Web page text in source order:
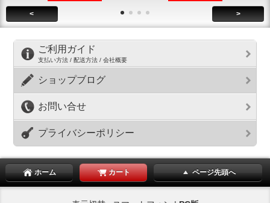
< >
ご利用ガイド
支払い方法 / 配送方法 / 会社概要
ショップブログ
お問い合せ
プライバシーポリシー
ホーム カート ページ先頭へ